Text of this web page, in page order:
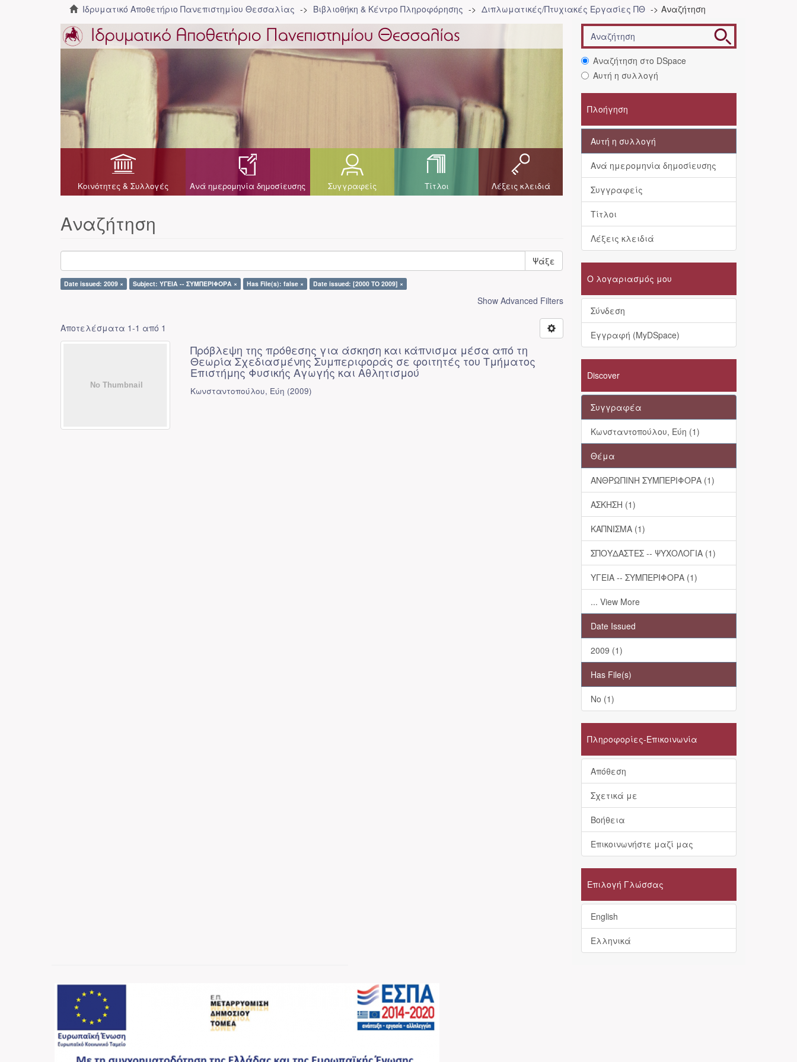
Ιδρυματικό Αποθετήριο Πανεπιστημίου Θεσσαλίας Βιβλιοθήκη & Κέντρο Πληροφόρησης Διπλωματικές/Πτυχιακές Εργασίες ΠΘ Αναζήτηση
Κοινότητες & Συλλογές Ανά ημερομηνία δημοσίευσης Συγγραφείς Τίτλοι Λέξεις κλειδιά
Αναζήτηση
Ψάξε
Date issued: 2009 × Subject: ΥΓΕΙΑ -- ΣΥΜΠΕΡΙΦΟΡΑ × Has File(s): false × Date issued: [2000 TO 2009] ×
Show Advanced Filters
Αποτελέσματα 1-1 από 1
Πρόβλεψη της πρόθεσης για άσκηση και κάπνισμα μέσα από τη
Θεωρία Σχεδιασμένης Συμπεριφοράς σε φοιτητές του Τμήματος
Επιστήμης Φυσικής Αγωγής και Αθλητισμού
Κωνσταντοπούλου, Εύη (2009)
Αναζήτηση στο DSpace
Αυτή η συλλογή
Πλοήγηση
Αυτή η συλλογή
Ανά ημερομηνία δημοσίευσης
Συγγραφείς
Τίτλοι
Λέξεις κλειδιά
Ο λογαριασμός μου
Σύνδεση
Εγγραφή (MyDSpace)
Discover
Συγγραφέα
Κωνσταντοπούλου, Εύη (1)
Θέμα
ΑΝΘΡΩΠΙΝΗ ΣΥΜΠΕΡΙΦΟΡΑ (1)
ΑΣΚΗΣΗ (1)
ΚΑΠΝΙΣΜΑ (1)
ΣΠΟΥΔΑΣΤΕΣ -- ΨΥΧΟΛΟΓΙΑ (1)
ΥΓΕΙΑ -- ΣΥΜΠΕΡΙΦΟΡΑ (1)
... View More
Date Issued
2009 (1)
Has File(s)
No (1)
Πληροφορίες-Επικοινωνία
Απόθεση
Σχετικά με
Βοήθεια
Επικοινωνήστε μαζί μας
Επιλογή Γλώσσας
English
Ελληνικά